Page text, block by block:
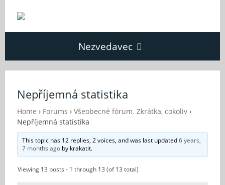
Nezvedavec
Fórum
O Nezvědavci
Kontakt
Nepříjemná statistika
Home › Forums › Všeobecné fórum. Zkrátka, cokoliv ›
Nepříjemná statistika
This topic has 12 replies, 2 voices, and was last updated6 years,
7 months ago by krakatit.
Viewing 13 posts - 1 through 13 (of 13 total)